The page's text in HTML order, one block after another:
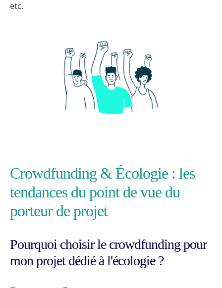
etc.
Crowdfunding & Écologie : les
tendances du point de vue du
porteur de projet
Pourquoi choisir le crowdfunding pour
mon projet dédié à l'écologie ?